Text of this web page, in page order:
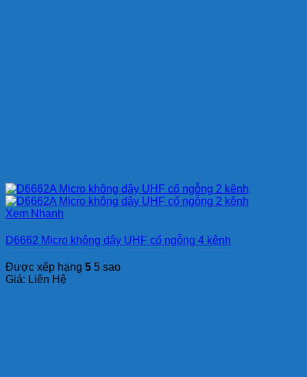
Xem Nhanh
D6662 Micro không dây UHF cổ ngỗng 4 kênh
Được xếp hạng 5 5 sao
Giá: Liên Hệ